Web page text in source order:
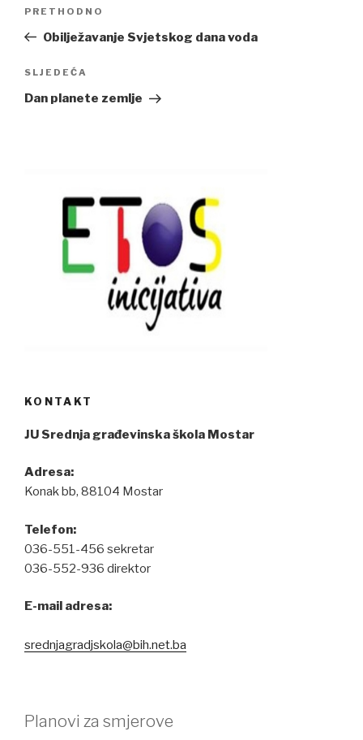
Previous
Post
PRETHODNO
Obilježavanje Svjetskog dana voda
Next
Post
SLJEDEĆA
Dan planete zemlje
KONTAKT
JU Srednja građevinska škola Mostar
Adresa:
Konak bb, 88104 Mostar
Telefon:
036-551-456 sekretar
036-552-936 direktor
E-mail adresa:
srednjagradjskola@bih.net.ba
Planovi za smjerove